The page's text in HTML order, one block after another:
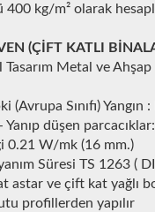
400 kg/m² olarak
(ÇİFT KATLI
Tasarım Metal ve
(Avrupa Sınıfı) Yangın :
Yanıp düşen
0.21 W/mk (16 mm.)
Süresi TS 1263 (
astar ve çift kat yağlı
profillerden yapılır